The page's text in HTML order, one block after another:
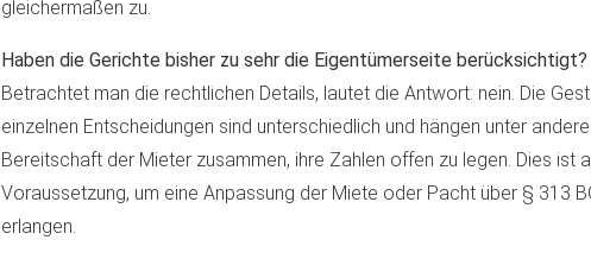
gleichermaßen zu.
Haben die Gerichte bisher zu sehr die Eigentümerseite berücksichtigt?
Betrachtet man die rechtlichen Details, lautet die Antwort: nein. Die
einzelnen Entscheidungen sind unterschiedlich und hängen unter
Bereitschaft der Mieter zusammen, ihre Zahlen offen zu legen. Dies ist
Voraussetzung, um eine Anpassung der Miete oder Pacht über § 313
erlangen.